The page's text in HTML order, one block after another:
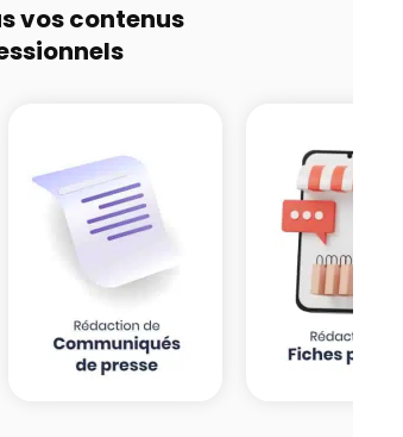
vos contenus